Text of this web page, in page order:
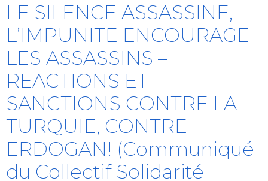
LE SILENCE ASSASSINE,
LʼIMPUNITE ENCOURAGE
LES ASSASSINS –
REACTIONS ET
SANCTIONS CONTRE LA
TURQUIE, CONTRE
ERDOGAN! (Communiqué
du Collectif Solidarité